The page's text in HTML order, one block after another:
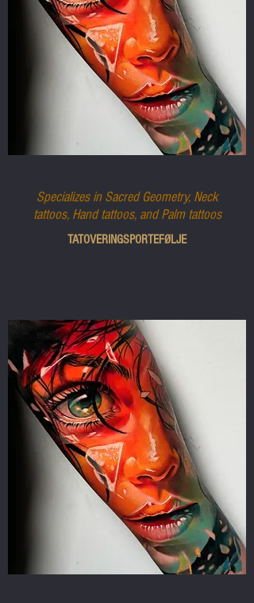
Specializes in Sacred Geometry, Neck
tattoos, Hand tattoos, and Palm tattoos
TATOVERINGSPORTEFØLJE